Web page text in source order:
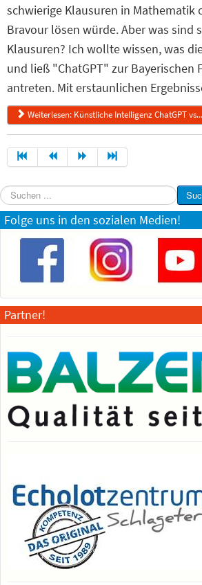
schwierige Klausuren in
Bravour lösen würde. Aber was sind
Klausuren? Ich wollte wissen, was
und ließ "ChatGPT" zur Bayerischen
antreten. Mit erstaunlichen
Weiterlesen: Künstliche Intelligenz ChatGPT
Suchen
...
Folge uns in den sozialen Medien!
Partner!